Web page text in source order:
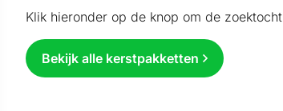
Klik hieronder op de knop om de
Bekijk alle kerstpakketten